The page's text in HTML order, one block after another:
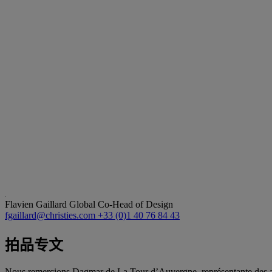
Flavien Gaillard Global Co-Head of Design
fgaillard@christies.com +33 (0)1 40 76 84 43
拍品专文